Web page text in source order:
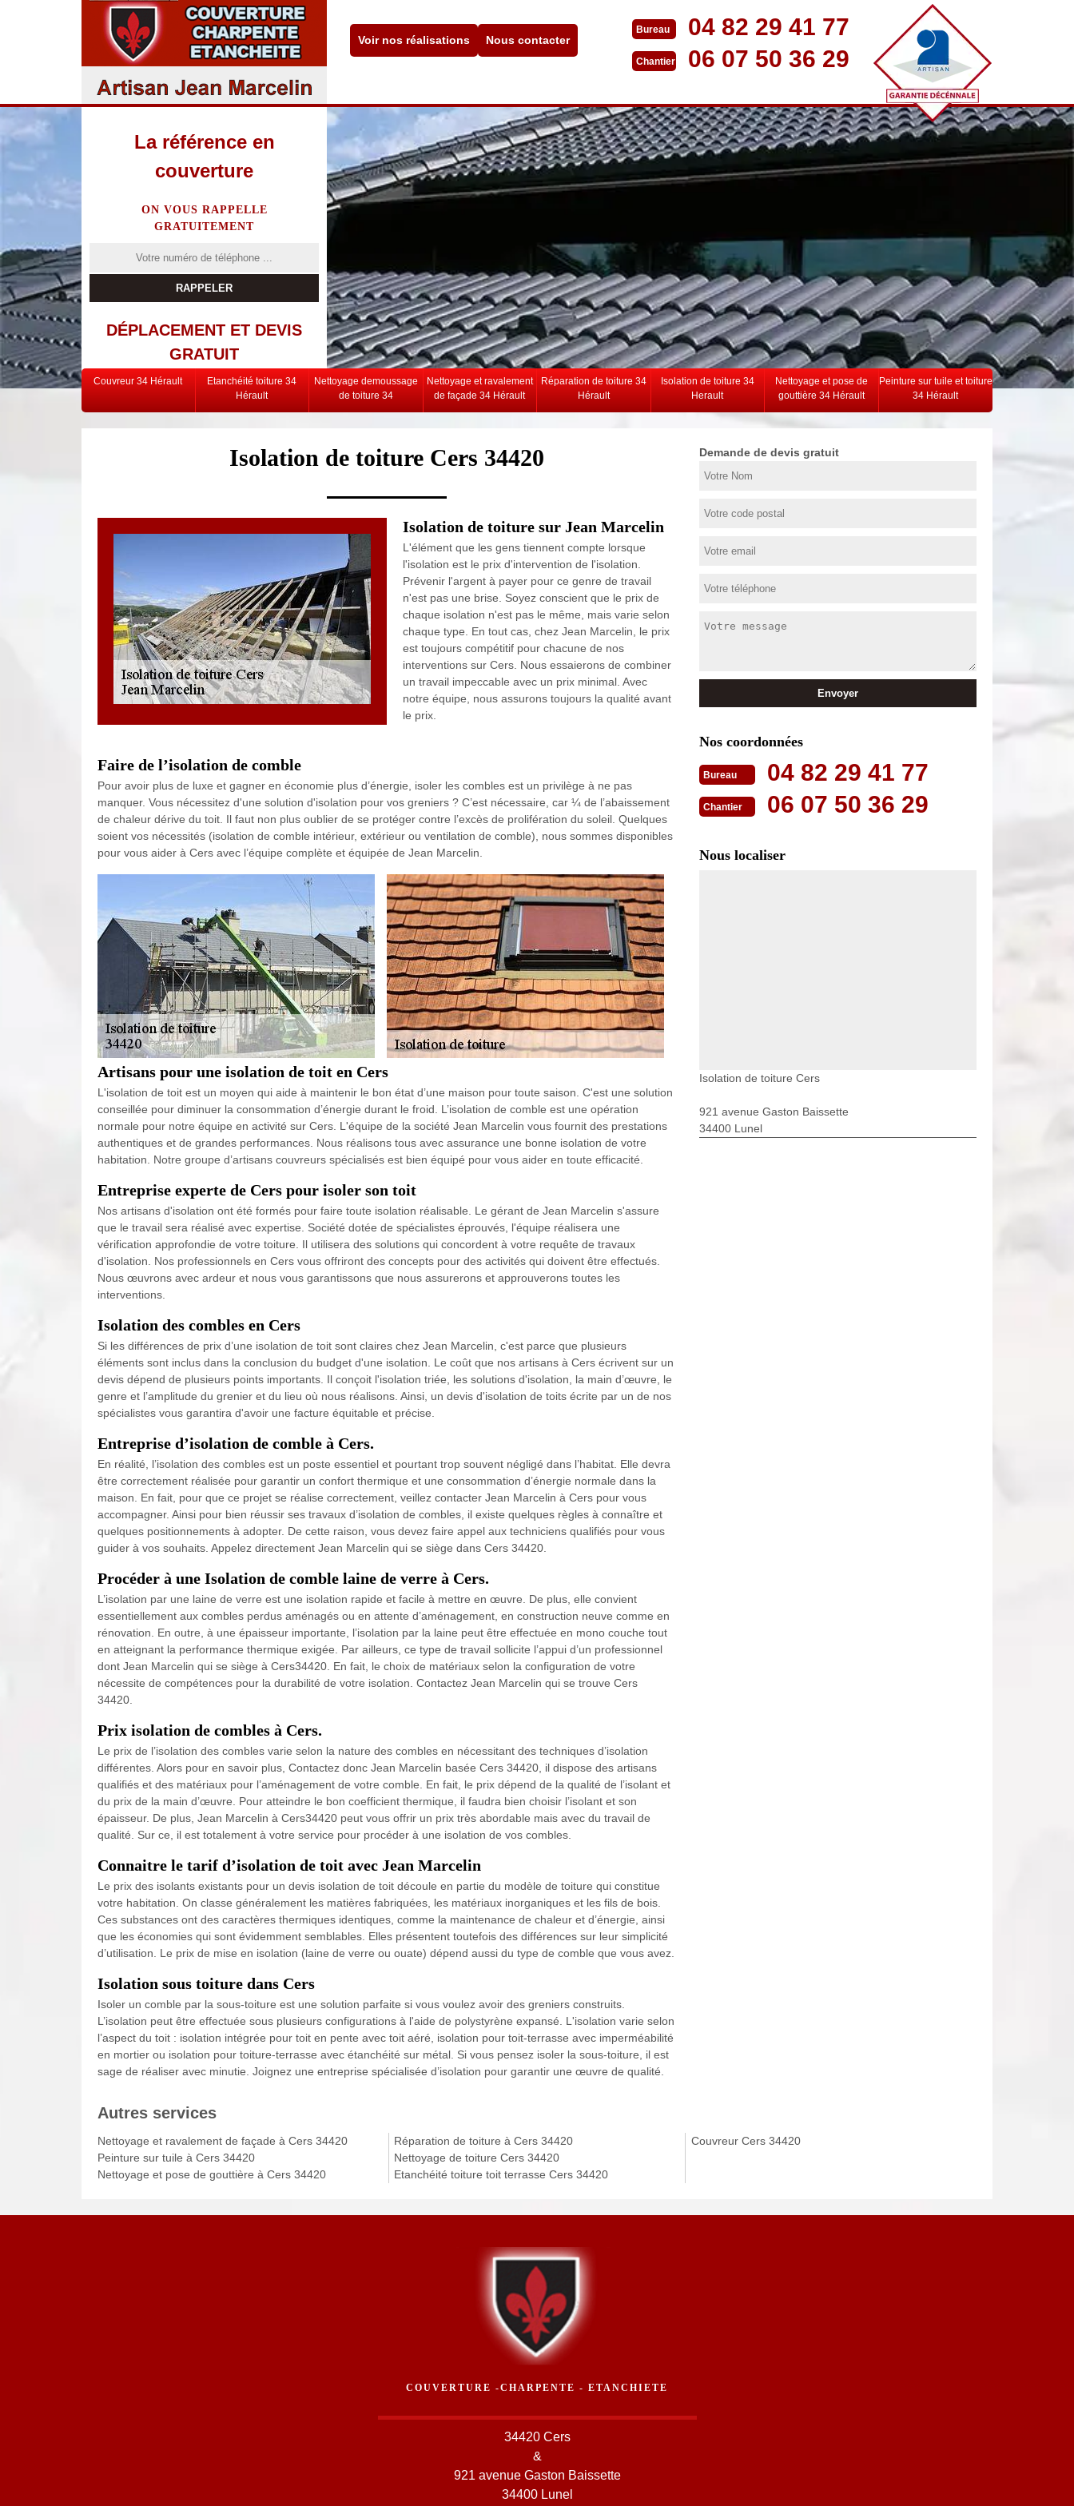
Voir nos réalisations Nous contacter
Bureau 04 82 29 41 77
Chantier 06 07 50 36 29
La référence en
couverture
ON VOUS RAPPELLE
GRATUITEMENT
DÉPLACEMENT ET DEVIS
GRATUIT
Couvreur 34 Hérault
Etanchéité toiture 34
Hérault
Nettoyage demoussage
de toiture 34
Nettoyage et ravalement
de façade 34 Hérault
Réparation de toiture 34
Hérault
Isolation de toiture 34
Herault
Nettoyage et pose de
gouttière 34 Hérault
Peinture sur tuile et toiture
34 Hérault
Isolation de toiture Cers 34420
Isolation de toiture sur Jean Marcelin
L'élément que les gens tiennent compte lorsque
l'isolation est le prix d'intervention de l'isolation.
Prévenir l'argent à payer pour ce genre de travail
n'est pas une brise. Soyez conscient que le prix de
chaque isolation n'est pas le même, mais varie selon
chaque type. En tout cas, chez Jean Marcelin, le prix
est toujours compétitif pour chacune de nos
interventions sur Cers. Nous essaierons de combiner
un travail impeccable avec un prix minimal. Avec
notre équipe, nous assurons toujours la qualité avant
le prix.
Faire de l’isolation de comble
Pour avoir plus de luxe et gagner en économie plus d’énergie, isoler les combles est un privilège à ne pas
manquer. Vous nécessitez d'une solution d'isolation pour vos greniers ? C’est nécessaire, car ¼ de l’abaissement
de chaleur dérive du toit. Il faut non plus oublier de se protéger contre l’excès de prolifération du soleil. Quelques
soient vos nécessités (isolation de comble intérieur, extérieur ou ventilation de comble), nous sommes disponibles
pour vous aider à Cers avec l’équipe complète et équipée de Jean Marcelin.
Artisans pour une isolation de toit en Cers
L'isolation de toit est un moyen qui aide à maintenir le bon état d’une maison pour toute saison. C'est une solution
conseillée pour diminuer la consommation d’énergie durant le froid. L’isolation de comble est une opération
normale pour notre équipe en activité sur Cers. L'équipe de la société Jean Marcelin vous fournit des prestations
authentiques et de grandes performances. Nous réalisons tous avec assurance une bonne isolation de votre
habitation. Notre groupe d’artisans couvreurs spécialisés est bien équipé pour vous aider en toute efficacité.
Entreprise experte de Cers pour isoler son toit
Nos artisans d'isolation ont été formés pour faire toute isolation réalisable. Le gérant de Jean Marcelin s'assure
que le travail sera réalisé avec expertise. Société dotée de spécialistes éprouvés, l'équipe réalisera une
vérification approfondie de votre toiture. Il utilisera des solutions qui concordent à votre requête de travaux
d'isolation. Nos professionnels en Cers vous offriront des concepts pour des activités qui doivent être effectués.
Nous œuvrons avec ardeur et nous vous garantissons que nous assurerons et approuverons toutes les
interventions.
Isolation des combles en Cers
Si les différences de prix d’une isolation de toit sont claires chez Jean Marcelin, c'est parce que plusieurs
éléments sont inclus dans la conclusion du budget d'une isolation. Le coût que nos artisans à Cers écrivent sur un
devis dépend de plusieurs points importants. Il conçoit l'isolation triée, les solutions d'isolation, la main d’œuvre, le
genre et l’amplitude du grenier et du lieu où nous réalisons. Ainsi, un devis d'isolation de toits écrite par un de nos
spécialistes vous garantira d'avoir une facture équitable et précise.
Entreprise d’isolation de comble à Cers.
En réalité, l’isolation des combles est un poste essentiel et pourtant trop souvent négligé dans l’habitat. Elle devra
être correctement réalisée pour garantir un confort thermique et une consommation d’énergie normale dans la
maison. En fait, pour que ce projet se réalise correctement, veillez contacter Jean Marcelin à Cers pour vous
accompagner. Ainsi pour bien réussir ses travaux d’isolation de combles, il existe quelques règles à connaître et
quelques positionnements à adopter. De cette raison, vous devez faire appel aux techniciens qualifiés pour vous
guider à vos souhaits. Appelez directement Jean Marcelin qui se siège dans Cers 34420.
Procéder à une Isolation de comble laine de verre à Cers.
L’isolation par une laine de verre est une isolation rapide et facile à mettre en œuvre. De plus, elle convient
essentiellement aux combles perdus aménagés ou en attente d’aménagement, en construction neuve comme en
rénovation. En outre, à une épaisseur importante, l’isolation par la laine peut être effectuée en mono couche tout
en atteignant la performance thermique exigée. Par ailleurs, ce type de travail sollicite l’appui d’un professionnel
dont Jean Marcelin qui se siège à Cers34420. En fait, le choix de matériaux selon la configuration de votre
nécessite de compétences pour la durabilité de votre isolation. Contactez Jean Marcelin qui se trouve Cers
34420.
Prix isolation de combles à Cers.
Le prix de l’isolation des combles varie selon la nature des combles en nécessitant des techniques d’isolation
différentes. Alors pour en savoir plus, Contactez donc Jean Marcelin basée Cers 34420, il dispose des artisans
qualifiés et des matériaux pour l’aménagement de votre comble. En fait, le prix dépend de la qualité de l’isolant et
du prix de la main d’œuvre. Pour atteindre le bon coefficient thermique, il faudra bien choisir l’isolant et son
épaisseur. De plus, Jean Marcelin à Cers34420 peut vous offrir un prix très abordable mais avec du travail de
qualité. Sur ce, il est totalement à votre service pour procéder à une isolation de vos combles.
Connaitre le tarif d’isolation de toit avec Jean Marcelin
Le prix des isolants existants pour un devis isolation de toit découle en partie du modèle de toiture qui constitue
votre habitation. On classe généralement les matières fabriquées, les matériaux inorganiques et les fils de bois.
Ces substances ont des caractères thermiques identiques, comme la maintenance de chaleur et d’énergie, ainsi
que les économies qui sont évidemment semblables. Elles présentent toutefois des différences sur leur simplicité
d’utilisation. Le prix de mise en isolation (laine de verre ou ouate) dépend aussi du type de comble que vous avez.
Isolation sous toiture dans Cers
Isoler un comble par la sous-toiture est une solution parfaite si vous voulez avoir des greniers construits.
L’isolation peut être effectuée sous plusieurs configurations à l'aide de polystyrène expansé. L'isolation varie selon
l’aspect du toit : isolation intégrée pour toit en pente avec toit aéré, isolation pour toit-terrasse avec imperméabilité
en mortier ou isolation pour toiture-terrasse avec étanchéité sur métal. Si vous pensez isoler la sous-toiture, il est
sage de réaliser avec minutie. Joignez une entreprise spécialisée d’isolation pour garantir une œuvre de qualité.
Demande de devis gratuit
Nos coordonnées
Bureau 04 82 29 41 77
Chantier 06 07 50 36 29
Nous localiser
Isolation de toiture Cers
921 avenue Gaston Baissette
34400 Lunel
Autres services
Nettoyage et ravalement de façade à Cers 34420
Peinture sur tuile à Cers 34420
Nettoyage et pose de gouttière à Cers 34420
Réparation de toiture à Cers 34420
Nettoyage de toiture Cers 34420
Etanchéité toiture toit terrasse Cers 34420
Couvreur Cers 34420
COUVERTURE -CHARPENTE - ETANCHIETE
34420 Cers
&
921 avenue Gaston Baissette
34400 Lunel